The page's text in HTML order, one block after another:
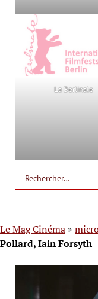
La Berlinale
Le Mag Cinéma »
Pollard, Iain Forsyth